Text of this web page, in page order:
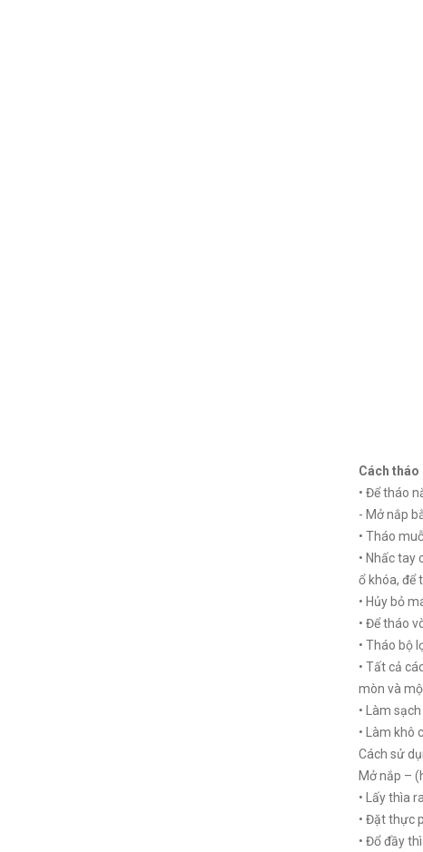
Cách tháo
• Để tháo
- Mở nắp
• Tháo
• Nhấc tay
ổ khóa, để
• Hủy bỏ
• Để tháo
• Tháo bộ
• Tất cả
mòn và
• Làm
• Làm khô
Cách sử
Mở nắp –
• Lấy thìa
• Đặt thực
• Đổ đầy